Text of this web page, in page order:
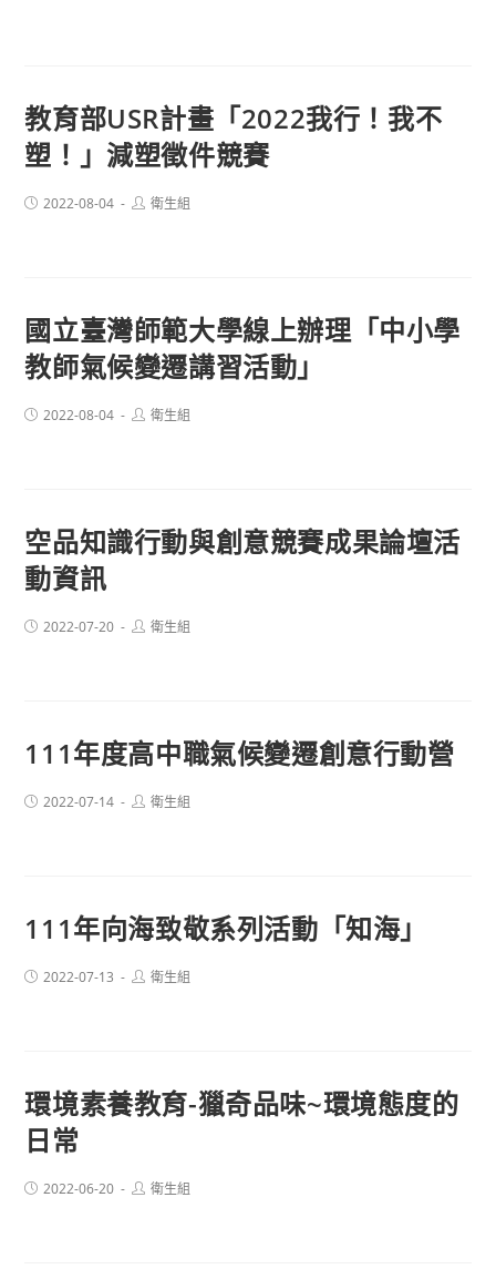
教育部USR計畫「2022我行！我不
塑！」減塑徵件競賽
Post2022-08-04
Post衛生組
國立臺灣師範大學線上辦理「中小學
教師氣候變遷講習活動」
Post2022-08-04
Post衛生組
空品知識行動與創意競賽成果論壇活
動資訊
Post2022-07-20
Post衛生組
111年度高中職氣候變遷創意行動營
Post2022-07-14
Post衛生組
111年向海致敬系列活動「知海」
Post2022-07-13
Post衛生組
環境素養教育-獵奇品味~環境態度的
日常
Post2022-06-20
Post衛生組